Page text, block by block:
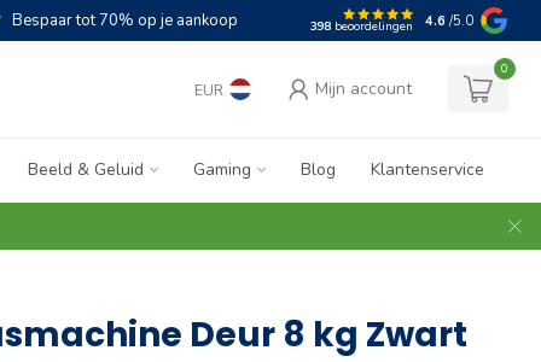
Bespaar tot 70% op je aankoop 398 beoordelingen 4.6 /5.0
EUR Mijn account
0
Beeld & Geluid Gaming Blog Klantenservice
Deur 8 kg Zwart